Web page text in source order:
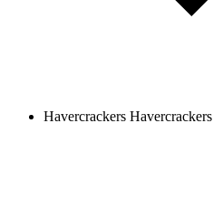
Havercrackers Havercrackers